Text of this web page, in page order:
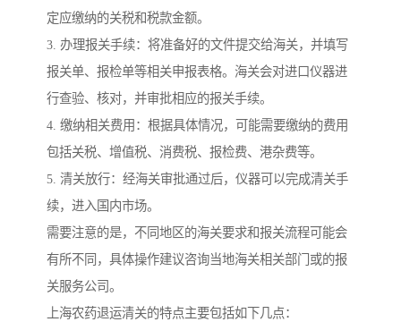
定应缴纳的关税和税款金额。
3. 办理报关手续：将准备好的文件提交给海关，并填写
报关单、报检单等相关申报表格。海关会对进口仪器进
行查验、核对，并审批相应的报关手续。
4. 缴纳相关费用：根据具体情况，可能需要缴纳的费用
包括关税、增值税、消费税、报检费、港杂费等。
5. 清关放行：经海关审批通过后，仪器可以完成清关手
续，进入国内市场。
需要注意的是，不同地区的海关要求和报关流程可能会
有所不同，具体操作建议咨询当地海关相关部门或的报
关服务公司。
上海农药退运清关的特点主要包括如下几点：